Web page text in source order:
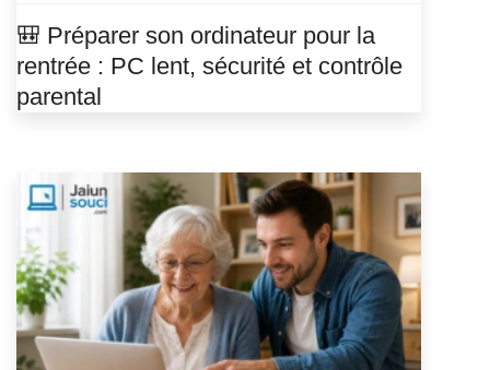
🎒 Préparer son ordinateur pour la
rentrée : PC lent, sécurité et contrôle
parental